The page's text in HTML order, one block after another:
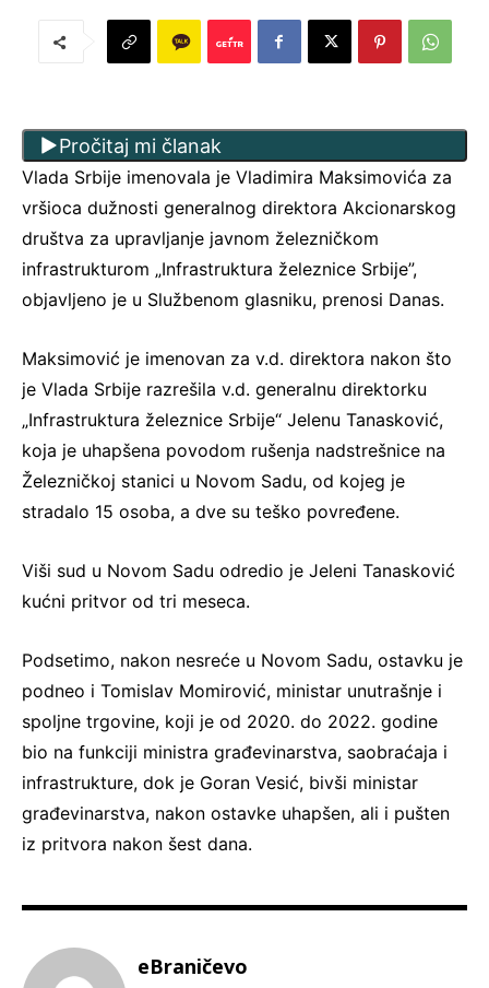
Pročitaj mi članak
Vlada Srbije imenovala je Vladimira Maksimovića za
vršioca dužnosti generalnog direktora Akcionarskog
društva za upravljanje javnom železničkom
infrastrukturom „Infrastruktura železnice Srbije”,
objavljeno je u Službenom glasniku, prenosi Danas.
Maksimović je imenovan za v.d. direktora nakon što
je Vlada Srbije razrešila v.d. generalnu direktorku
„Infrastruktura železnice Srbije“ Jelenu Tanasković,
koja je uhapšena povodom rušenja nadstrešnice na
Železničkoj stanici u Novom Sadu, od kojeg je
stradalo 15 osoba, a dve su teško povređene.
Viši sud u Novom Sadu odredio je Jeleni Tanasković
kućni pritvor od tri meseca.
Podsetimo, nakon nesreće u Novom Sadu, ostavku je
podneo i Tomislav Momirović, ministar unutrašnje i
spoljne trgovine, koji je od 2020. do 2022. godine
bio na funkciji ministra građevinarstva, saobraćaja i
infrastrukture, dok je Goran Vesić, bivši ministar
građevinarstva, nakon ostavke uhapšen, ali i pušten
iz pritvora nakon šest dana.
eBraničevo